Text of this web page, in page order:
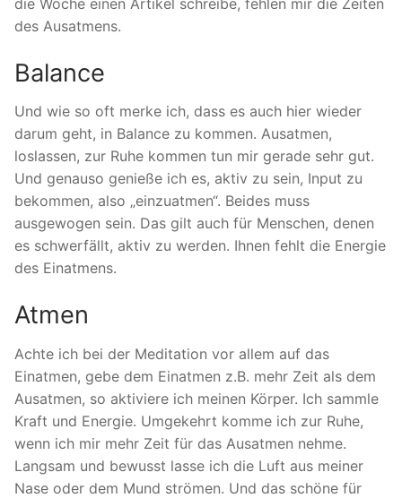
die Woche einen Artikel schreibe, fehlen mir die Zeiten
des Ausatmens.
Balance
Und wie so oft merke ich, dass es auch hier wieder
darum geht, in Balance zu kommen. Ausatmen,
loslassen, zur Ruhe kommen tun mir gerade sehr gut.
Und genauso genieße ich es, aktiv zu sein, Input zu
bekommen, also „einzuatmen“. Beides muss
ausgewogen sein. Das gilt auch für Menschen, denen
es schwerfällt, aktiv zu werden. Ihnen fehlt die Energie
des Einatmens.
Atmen
Achte ich bei der Meditation vor allem auf das
Einatmen, gebe dem Einatmen z.B. mehr Zeit als dem
Ausatmen, so aktiviere ich meinen Körper. Ich sammle
Kraft und Energie. Umgekehrt komme ich zur Ruhe,
wenn ich mir mehr Zeit für das Ausatmen nehme.
Langsam und bewusst lasse ich die Luft aus meiner
Nase oder dem Mund strömen. Und das schöne für